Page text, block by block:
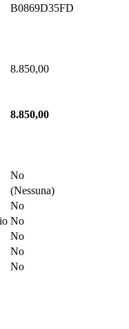
B0869D35FD
8.850,00
8.850,00
No
(Nessuna)
No
No
No
No
No